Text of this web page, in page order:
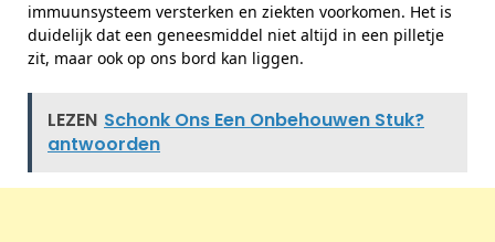
immuunsysteem versterken en ziekten voorkomen. Het is
duidelijk dat een geneesmiddel niet altijd in een pilletje
zit, maar ook op ons bord kan liggen.
LEZEN Schonk Ons Een Onbehouwen Stuk?
antwoorden